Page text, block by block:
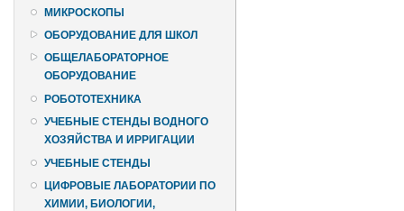
МИКРОСКОПЫ
ОБОРУДОВАНИЕ ДЛЯ ШКОЛ
ОБЩЕЛАБОРАТОРНОЕ
ОБОРУДОВАНИЕ
РОБОТОТЕХНИКА
УЧЕБНЫЕ СТЕНДЫ ВОДНОГО
ХОЗЯЙСТВА И ИРРИГАЦИИ
УЧЕБНЫЕ СТЕНДЫ
ЦИФРОВЫЕ ЛАБОРАТОРИИ ПО
ХИМИИ, БИОЛОГИИ,